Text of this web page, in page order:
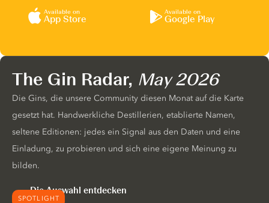
Available on
App Store
Available on
Google Play
SPOTLIGHT
The Gin Radar, May 2026
Die Gins, die unsere Community diesen Monat auf die Karte
gesetzt hat. Handwerkliche Destillerien, etablierte Namen,
seltene Editionen: jedes ein Signal aus den Daten und eine
Einladung, zu probieren und sich eine eigene Meinung zu
bilden.
Die Auswahl entdecken